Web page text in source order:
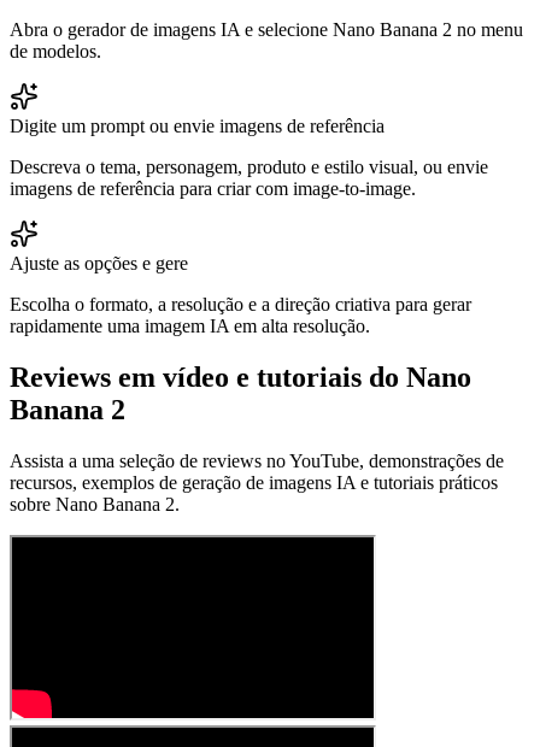
Abra o gerador de imagens IA e selecione Nano Banana 2 no menu
de modelos.
Digite um prompt ou envie imagens de referência
Descreva o tema, personagem, produto e estilo visual, ou envie
imagens de referência para criar com image-to-image.
Ajuste as opções e gere
Escolha o formato, a resolução e a direção criativa para gerar
rapidamente uma imagem IA em alta resolução.
Reviews em vídeo e tutoriais do Nano
Banana 2
Assista a uma seleção de reviews no YouTube, demonstrações de
recursos, exemplos de geração de imagens IA e tutoriais práticos
sobre Nano Banana 2.